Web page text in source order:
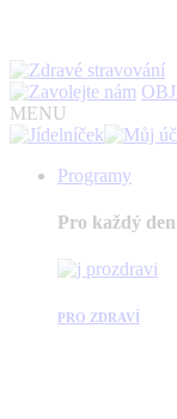
MENU
Programy
Pro každý den
PRO ZDRAVÍ